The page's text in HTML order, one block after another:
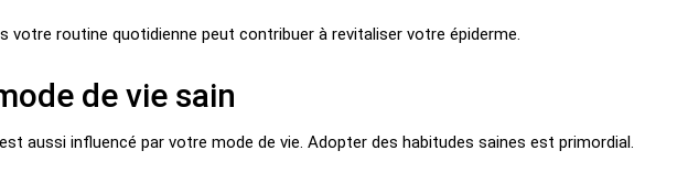
votre routine quotidienne peut contribuer à revitaliser votre épiderme.
de vie sain
aussi influencé par votre mode de vie. Adopter des habitudes saines est primordial.